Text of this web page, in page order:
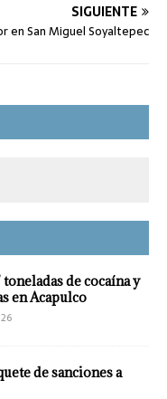
SIGUIENTE
en San Miguel Soyaltepec
de cocaína y
en Acapulco
de sanciones a